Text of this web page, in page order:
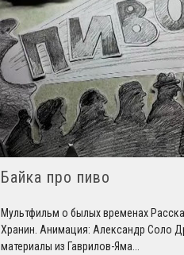
Байка про пиво
Мультфильм о былых временах
Хранин. Анимация: Александр Соло
материалы из Гаврилов-Яма